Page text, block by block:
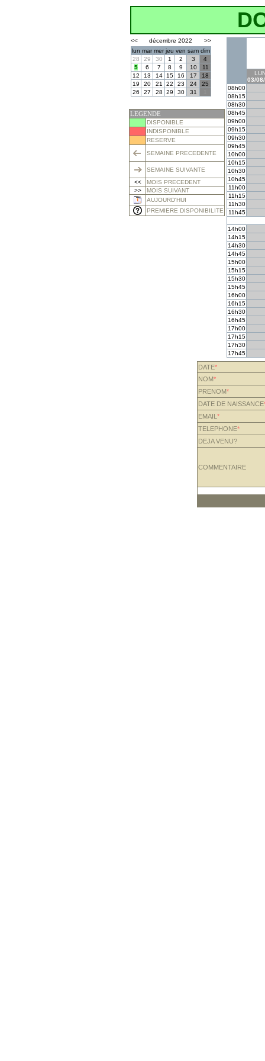
<< décembre 2022
>>
lun mar mer jeu ven sam dim
28
29 30 1 2 3
4
5
6 7 8 9 10
11
12
13 14 15 16 17
18
19
20 21 22 23 24
25
26
27 28 29 30 31
LEGENDE
DISPONIBLE
INDISPONIBLE
RESERVE
SEMAINE PRECEDENTE
SEMAINE SUIVANTE
<<
MOIS PRECEDENT
>>
MOIS SUIVANT
AUJOURD'HUI
PREMIERE DISPONIBILITE
03/
08h00
08h15
08h30
08h45
09h00
09h15
09h30
09h45
10h00
10h15
10h30
10h45
11h00
11h15
11h30
11h45
14h00
14h15
14h30
14h45
15h00
15h15
15h30
15h45
16h00
16h15
16h30
16h45
17h00
17h15
17h30
17h45
DATE*
NOM*
PRENOM*
DATE DE NAISSANCE
EMAIL *
TELEPHONE*
DEJA VENU?
COMMENTAIRE